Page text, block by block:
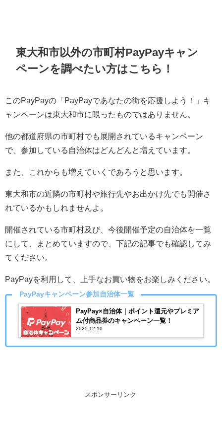
東大和市以外の市町村PayPayキャン
ペーンを調べたい方はこちら！
このPayPayの「PayPayであなたの街を応援しよう！」キ
ャンペーンは東大和市に限ったものではありません。
他の都道府県の市町村でも展開されているキャンペーン
で、参加している自治体はどんどんと増えています。
また、これからも増えていくであろうと思います。
東大和市の近隣の市町村や旅行先やお出かけ先でも開催さ
れているかもしれませんよ。
開催されている市町村及び、今後開催予定の自治体を一覧
にして、まとめていますので、下記の記事でも確認してみ
てください。
PayPayを利用して、上手なお買い物をお楽しみください。
PayPayキャンペーン参加自治体一覧
PayPay×自治体｜ポイント還元やプレミア
ム付商品券のキャンペーン一覧！
2025.12.10
スポンサーリンク